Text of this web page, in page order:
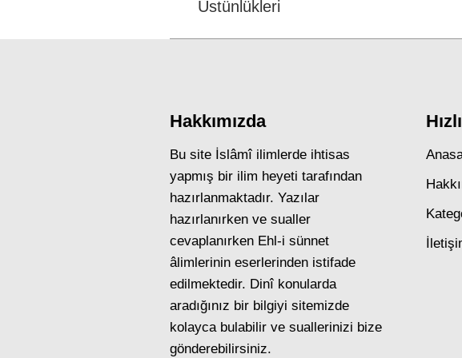
post:
Üstünlükleri
Hakkımızda
Bu site İslâmî ilimlerde ihtisas
yapmış bir ilim heyeti tarafından
hazırlanmaktadır. Yazılar
hazırlanırken ve sualler
cevaplanırken Ehl-i sünnet
âlimlerinin eserlerinden istifade
edilmektedir. Dinî konularda
aradığınız bir bilgiyi sitemizde
kolayca bulabilir ve suallerinizi bize
gönderebilirsiniz.